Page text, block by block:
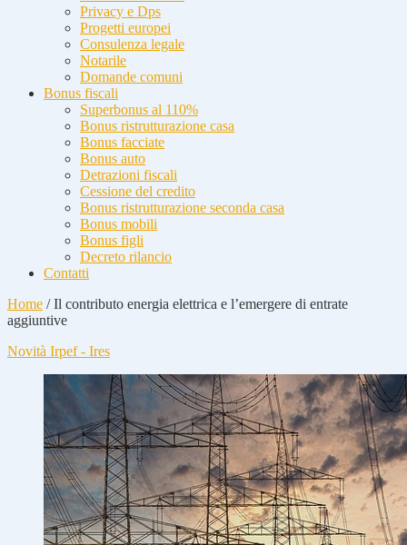
Privacy e Dps
Progetti europei
Consulenza legale
Notarile
Domande comuni
Bonus fiscali
Superbonus al 110%
Bonus ristrutturazione casa
Bonus facciate
Bonus auto
Detrazioni fiscali
Cessione del credito
Bonus ristrutturazione seconda casa
Bonus mobili
Bonus figli
Decreto rilancio
Contatti
Home /Il contributo energia elettrica e l’emergere di entrate
aggiuntive
Novità Irpef - Ires